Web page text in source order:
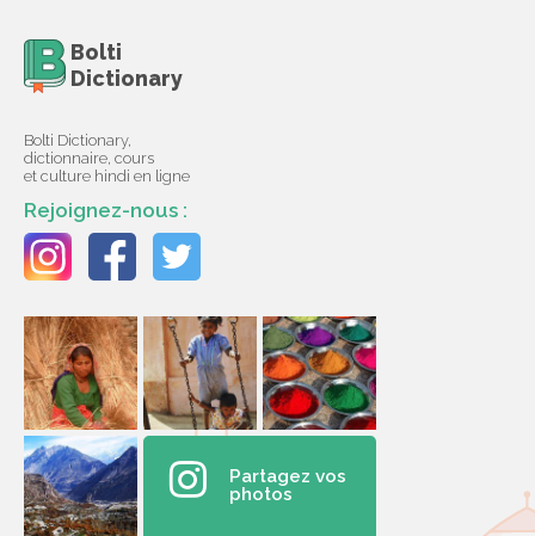
Bolti
Dictionary
Bolti Dictionary,
dictionnaire, cours
et culture hindi en ligne
Rejoignez-nous :
Partagez vos
photos